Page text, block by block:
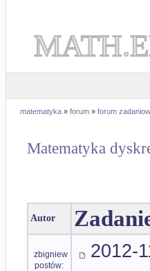
matematyka » forum » forum
Matematyka
Autor
zbigniew
postów:
2012-